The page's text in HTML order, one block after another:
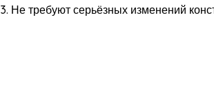
3. Не требуют серьёзных изменений